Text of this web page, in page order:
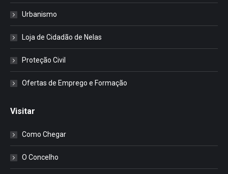
Urbanismo
Loja de Cidadão de Nelas
Proteção Civil
Ofertas de Emprego e Formação
Visitar
Como Chegar
O Concelho